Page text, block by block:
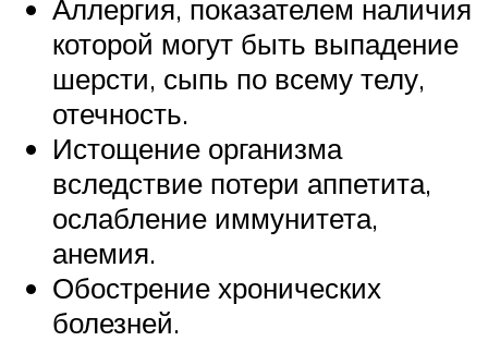
Аллергия, показателем наличия
которой могут быть выпадение
шерсти, сыпь по всему телу,
отечность.
Истощение организма
вследствие потери аппетита,
ослабление иммунитета,
анемия.
Обострение хронических
болезней.